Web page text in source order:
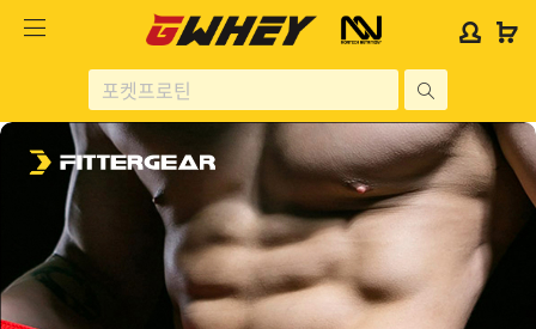
헬스보충제
단백질분류
노르테크
지웨이 시리즈
사
이
트
로
고
사
로
고
로
젯
문
구
로
젯
문
search